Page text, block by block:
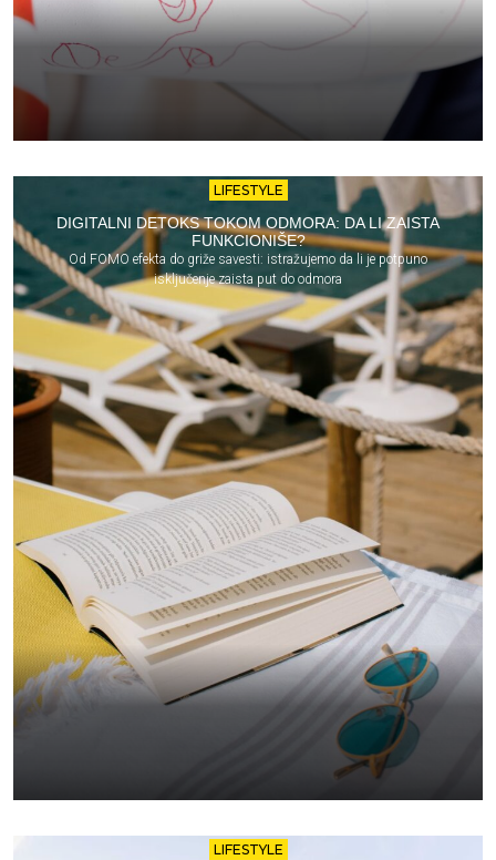
LIFESTYLE
DIGITALNI DETOKS TOKOM ODMORA: DA LI ZAISTA
FUNKCIONIŠE?
Od FOMO efekta do griže savesti: istražujemo da li je potpuno
isključenje zaista put do odmora
LIFESTYLE